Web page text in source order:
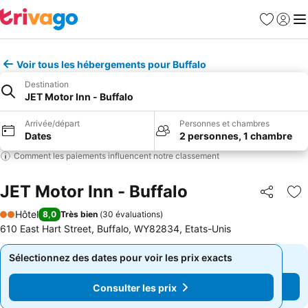
Favoris
Se
Voir tous les hébergements pour Buffalo
Destination
JET Motor Inn - Buffalo
Arrivée/départ
Dates
Personnes et chambres
2 personnes, 1 chambre
Comment les paiements influencent notre classement
JET Motor Inn - Buffalo Partager
2 Étoiles
Hôtel 8,0 Très bien (30 évaluations)
610 East Hart Street, Buffalo, WY82834, Etats-Unis
Sélectionnez des dates pour voir les prix exacts
Consulter les prix
Sélectionnez des dates pour voir les prix exacts
Consulter les prix